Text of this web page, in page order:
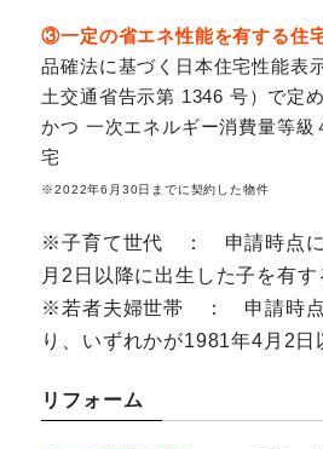
③一定の省エネ性能を有する住
品確法に基づく日本住宅性能表
土交通省告示第 1346 号）で定
かつ 一次エネルギー消費量等級
宅
※2022年6月30日までに契約した物件
※子育て世代 ： 申請時点に
月2日以降に出生した子を有す
※若者夫婦世帯 ： 申請時点
り、いずれかが1981年4月2日
リフォーム